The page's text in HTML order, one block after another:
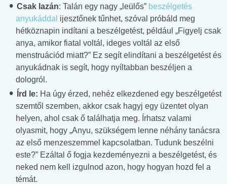
Csak lazán: Talán egy nagy „leülős” beszélgetés
anyukáddal ijesztőnek tűnhet, szóval próbáld meg
hétköznapin indítani a beszélgetést, például „Figyelj csak
anya, amikor fiatal voltál, ideges voltál az első
menstruációd miatt?” Ez segít elindítani a beszélgetést és
anyukádnak is segít, hogy nyíltabban beszéljen a
dologról.
Írd le: Ha úgy érzed, nehéz elkezdened egy beszélgetést
szemtől szemben, akkor csak hagyj egy üzentet olyan
helyen, ahol csak ő találhatja meg. Írhatsz valami
olyasmit, hogy „Anyu, szükségem lenne néhány tanácsra
az első menzeszemmel kapcsolatban. Tudunk beszélni
este?” Ezáltal ő fogja kezdeményezni a beszélgetést, és
neked nem kell izgulnod azon, hogy hogyan hozd fel a
témát.